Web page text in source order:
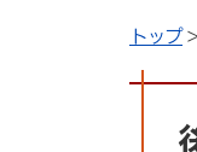
トップ>